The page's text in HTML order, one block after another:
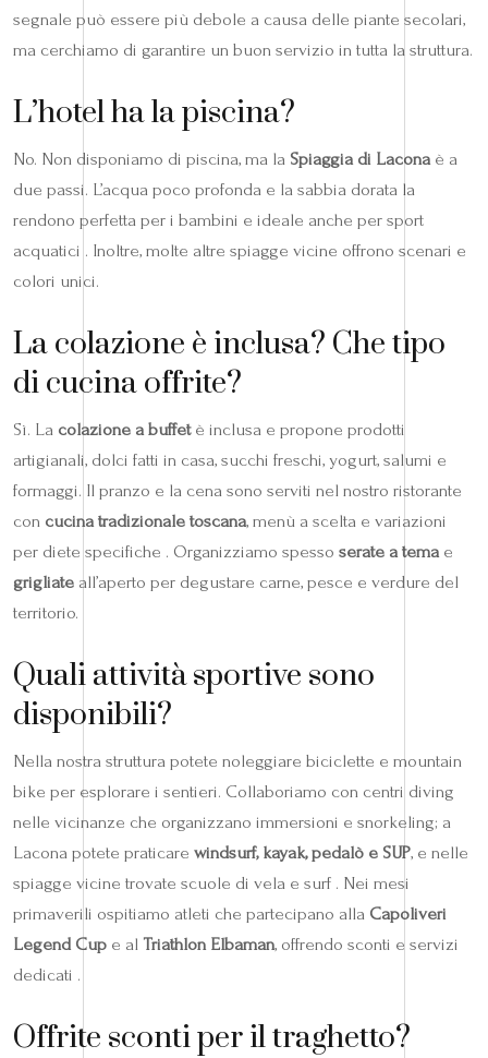
segnale può essere più debole a causa delle piante secolari,
ma cerchiamo di garantire un buon servizio in tutta la struttura.
L’hotel ha la piscina?
No. Non disponiamo di piscina, ma la Spiaggia di Laconaè a
due passi. L’acqua poco profonda e la sabbia dorata la
rendono perfetta per i bambini e ideale anche per sport
acquatici . Inoltre, molte altre spiagge vicine offrono scenari e
colori unici.
La colazione è inclusa? Che tipo
di cucina offrite?
Sì. La colazione a buffetè inclusa e propone prodotti
artigianali, dolci fatti in casa, succhi freschi, yogurt, salumi e
formaggi. Il pranzo e la cena sono serviti nel nostro ristorante
con cucina tradizionale toscana, menù a scelta e variazioni
per diete specifiche . Organizziamo spesso serate a temae
grigliate all’aperto per degustare carne, pesce e verdure del
territorio.
Quali attività sportive sono
disponibili?
Nella nostra struttura potete noleggiare biciclette e mountain
bike per esplorare i sentieri. Collaboriamo con centri diving
nelle vicinanze che organizzano immersioni e snorkeling; a
Lacona potete praticare windsurf, kayak, pedalò e SUP, e nelle
spiagge vicine trovate scuole di vela e surf . Nei mesi
primaverili ospitiamo atleti che partecipano alla Capoliveri
Legend Cup e al Triathlon Elbaman, offrendo sconti e servizi
dedicati .
Offrite sconti per il traghetto?